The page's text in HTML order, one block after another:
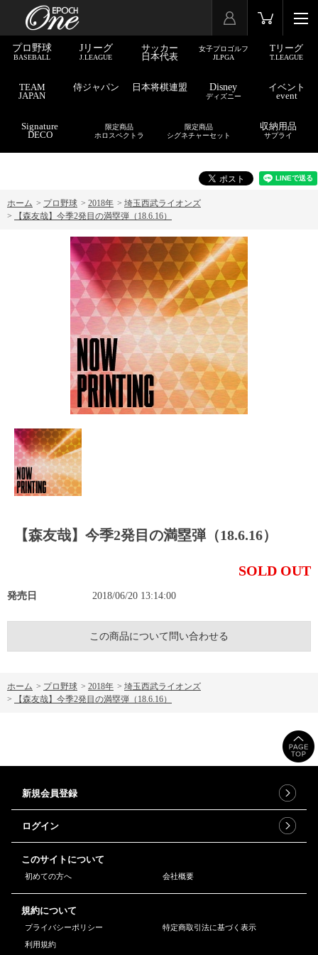
プロ野球
BASEBALL
Jリーグ
J.LEAGUE
サッカー
日本代表
女子プロゴルフ
JLPGA
Tリーグ
T.LEAGUE
TEAM
JAPAN
侍ジャパン 日本将棋連盟 Disney
ディズニー
イベント
event
Signature
DECO
限定商品
ホロスペクトラ
限定商品
シグネチャーセット
収納用品
サプライ
ホーム > プロ野球 > 2018年 > 埼玉西武ライオンズ
>
【森友哉】今季2発目の満塁弾（18.6.16）
【森友哉】今季2発目の満塁弾（18.6.16）
SOLD OUT
発売日 2018/06/20 13:14:00
この商品について問い合わせる
ホーム > プロ野球 > 2018年 > 埼玉西武ライオンズ
>
【森友哉】今季2発目の満塁弾（18.6.16）
新規会員登録
ログイン
このサイトについて
初めての方へ 会社概要
規約について
プライバシーポリシー
特定商取引法に基づく表示
利用規約